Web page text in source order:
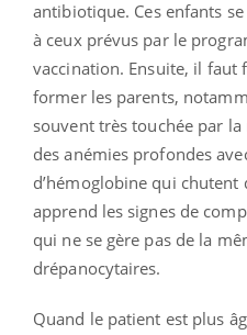
antibiotique. Ces enfants
à ceux prévus par le
vaccination. Ensuite, il faut
former les parents,
souvent très touchée par
des anémies profondes
d’hémoglobine qui
apprend les signes de
qui ne se gère pas de la
drépanocytaires.
Quand le patient est plus